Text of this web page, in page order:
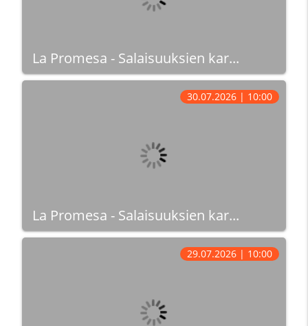
La Promesa - Salaisuuksien kar...
La Promesa - Salaisuuksien kar...
30.07.2026 | 10:00
29.07.2026 | 10:00